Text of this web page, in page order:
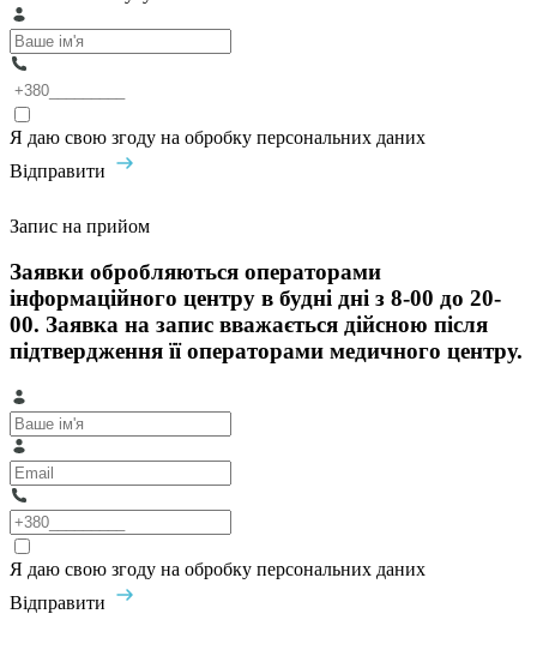
Я даю свою згоду на обробку персональних даних
Відправити
Запис на прийом
Заявки обробляються операторами
інформаційного центру в будні дні з 8-00 до 20-
00. Заявка на запис вважається дійсною після
підтвердження її операторами медичного центру.
Я даю свою згоду на обробку персональних даних
Відправити